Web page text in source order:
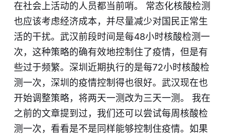
在社会上活动的人员都当前哨。 常态化核酸检测
也应该考虑经济成本，并尽量减少对国民正常生
活的干扰。武汉前段时间是每48小时核酸检测一
次，这种策略的确有效地控制住了疫情，但是有
些过于频繁。深圳近期执行的是每72小时核酸检
测一次，深圳的疫情控制得也很好。武汉现在也
开始调整策略，将两天一测改为三天一测。 我在
之前的文章提到过，我们还可以尝试每周核酸检
测一次，看看是不是同样能够控制住疫情。如果